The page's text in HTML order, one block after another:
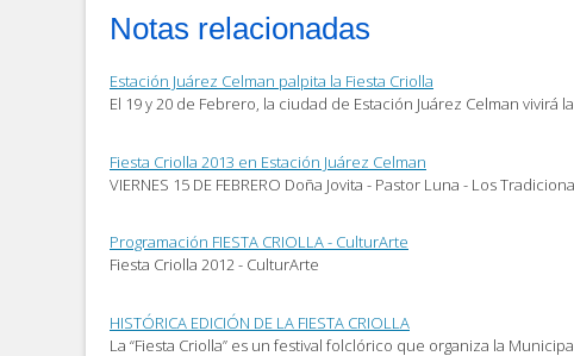
correo
electrónico
amigo
(Se
abre
ventana
nueva)
Facebook
(Se
una
ventana
nueva)
en
Twitter
(Se
una
ventana
nueva)
Notas relacionadas
Estación Juárez Celman palpita la Fiesta Criolla
El 19 y 20 de Febrero, la ciudad de Estación Juárez Celman vivirá
Fiesta Criolla 2013 en Estación Juárez Celman
VIERNES 15 DE FEBRERO Doña Jovita - Pastor Luna - Los
Programación FIESTA CRIOLLA - CulturArte
Fiesta Criolla 2012 - CulturArte
HISTÓRICA EDICIÓN DE LA FIESTA CRIOLLA
La “Fiesta Criolla” es un festival folclórico que organiza la